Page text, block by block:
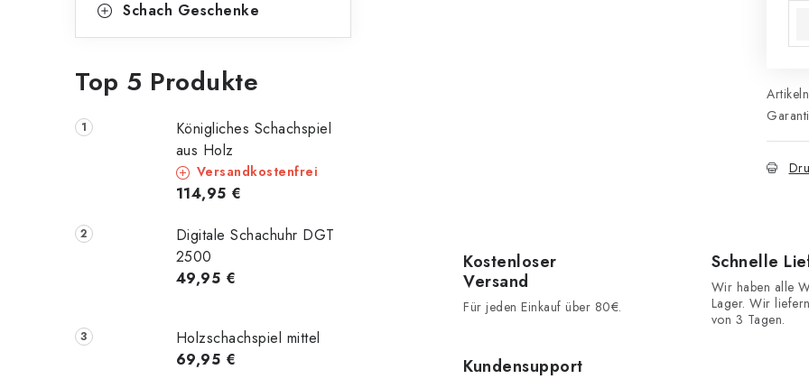
Schach Geschenke
Top 5 Produkte
Königliches Schachspiel
aus Holz
Versandkostenfrei
114,95 €
Digitale Schachuhr DGT
2500
49,95 €
Holzschachspiel mittel
69,95 €
Kostenloser
Versand
Für jeden Einkauf über 80€.
Schnelle
Wir haben alle
Lager. Wir
von 3 Tagen.
Kundensupport